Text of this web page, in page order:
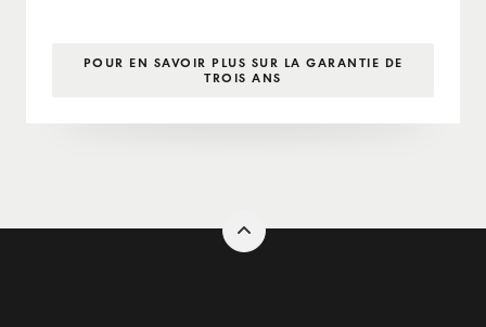
POUR EN SAVOIR PLUS SUR LA GARANTIE DE
TROIS ANS